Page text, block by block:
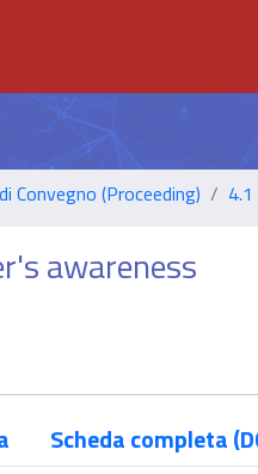
Convegno (Proceeding)
awareness
Scheda completa